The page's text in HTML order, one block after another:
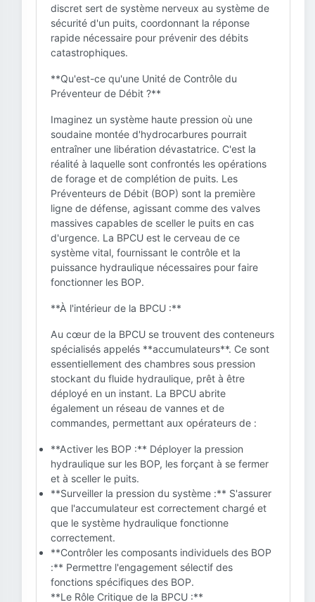
discret sert de système nerveux au système de
sécurité d'un puits, coordonnant la réponse
rapide nécessaire pour prévenir des débits
catastrophiques.
**Qu'est-ce qu'une Unité de Contrôle du
Préventeur de Débit ?**
Imaginez un système haute pression où une
soudaine montée d'hydrocarbures pourrait
entraîner une libération dévastatrice. C'est la
réalité à laquelle sont confrontés les opérations
de forage et de complétion de puits. Les
Préventeurs de Débit (BOP) sont la première
ligne de défense, agissant comme des valves
massives capables de sceller le puits en cas
d'urgence. La BPCU est le cerveau de ce
système vital, fournissant le contrôle et la
puissance hydraulique nécessaires pour faire
fonctionner les BOP.
**À l'intérieur de la BPCU :**
Au cœur de la BPCU se trouvent des conteneurs
spécialisés appelés **accumulateurs**. Ce sont
essentiellement des chambres sous pression
stockant du fluide hydraulique, prêt à être
déployé en un instant. La BPCU abrite
également un réseau de vannes et de
commandes, permettant aux opérateurs de :
**Activer les BOP :** Déployer la pression
hydraulique sur les BOP, les forçant à se fermer
et à sceller le puits.
**Surveiller la pression du système :** S'assurer
que l'accumulateur est correctement chargé et
que le système hydraulique fonctionne
correctement.
**Contrôler les composants individuels des BOP
:** Permettre l'engagement sélectif des
fonctions spécifiques des BOP.
**Le Rôle Critique de la BPCU :**